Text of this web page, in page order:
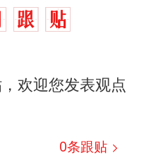
欢迎您发表观点
0条跟贴